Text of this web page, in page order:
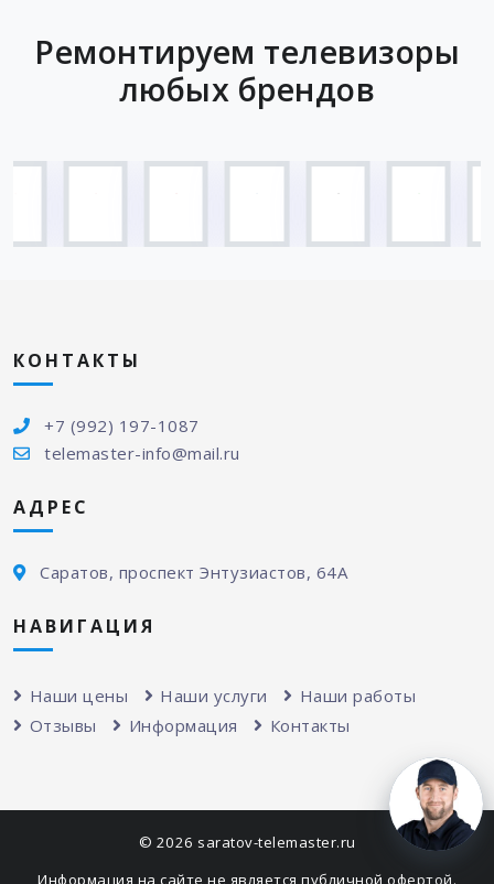
Ремонтируем телевизоры
любых брендов
КОНТАКТЫ
+7 (992) 197-1087
telemaster-info@mail.ru
АДРЕС
Саратов, проспект Энтузиастов, 64А
НАВИГАЦИЯ
Наши цены Наши услуги
Наши работы
Отзывы
Информация Контакты
© 2026 saratov-telemaster.ru
Информация на сайте не является публичной офертой.